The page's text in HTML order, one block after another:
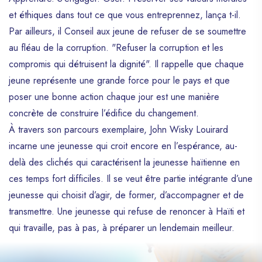
contribué à son ouverture d’esprit, à sa
survie dans ce pays et à sa créativité
impressionnante.
et éthiques dans tout ce que vous entreprennez, lança t-il.
Par ailleurs, il Conseil aux jeune de refuser de se soumettre
au fléau de la corruption. "Refuser la corruption et les
compromis qui détruisent la dignité". Il rappelle que chaque
jeune représente une grande force pour le pays et que
poser une bonne action chaque jour est une manière
concrète de construire l’édifice du changement.
À travers son parcours exemplaire, John Wisky Louirard
incarne une jeunesse qui croit encore en l’espérance, au-
delà des clichés qui caractérisent la jeunesse haïtienne en
ces temps fort difficiles. Il se veut être partie intégrante d’une
jeunesse qui choisit d’agir, de former, d’accompagner et de
transmettre. Une jeunesse qui refuse de renoncer à Haïti et
qui travaille, pas à pas, à préparer un lendemain meilleur.